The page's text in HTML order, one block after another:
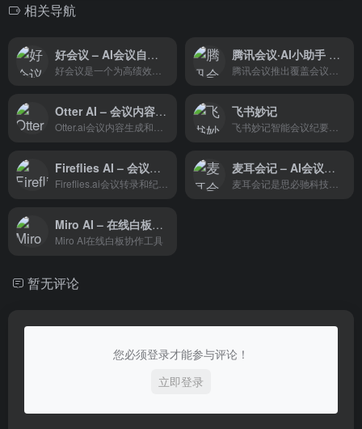
相关导航
好会议 – AI会议自动化 腾讯会议·AI小助手 – 腾讯会议推出覆盖会议全流程的AI小助手
Otter AI – 会议内容生成和实时转录工具 飞书妙记
Fireflies AI – 会议转录和纪要生成 麦耳会记 – AI会议助手，支持语音转文字、字幕同传、AI摘要
Miro AI – 在线白板协作工具
Miro AI在线白板协作工具
暂无评论
您必须登录才能参与评论！
立即登录